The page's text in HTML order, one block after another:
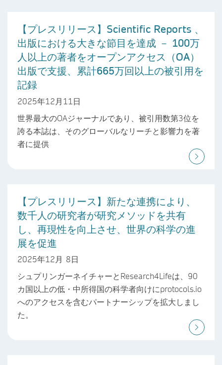
【プレスリリース】Scientific Reports 、
出版における大きな節目を達成 － 100万
人以上の著者をオープンアクセス（OA）
出版で支援、累計665万回以上の被引用を
記録
2025年12月11日
世界最大のOAジャーナルであり、被引用数第3位を
誇る本誌は、そのグローバルなリーチと影響力を著
者に提供
【プレスリリース】新たな連携により、
数千人の研究者が研究メソッドを共有
し、再現性を向上させ、世界の科学の進
展を促進
2025年12月 8日
シュプリンガーネイチャーとResearch4Lifeは、90
カ国以上の低・中所得国の科学者向けにprotocols.io
へのアクセスを含むパートナーシップを拡大しまし
た。